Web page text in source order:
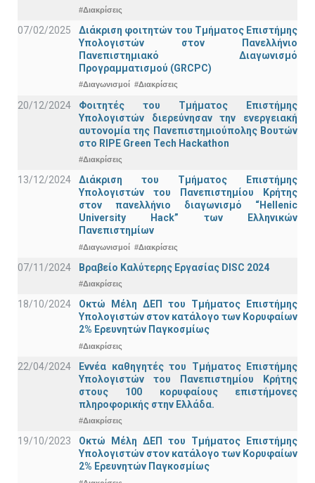
#Διακρίσεις
07/02/2025
Διάκριση φοιτητών του Τμήματος Επιστήμης
Υπολογιστών στον Πανελλήνιο
Πανεπιστημιακό Διαγωνισμό
Προγραμματισμού (GRCPC)
#Διαγωνισμοί #Διακρίσεις
20/12/2024
Φοιτητές του Τμήματος Επιστήμης
Υπολογιστών διερεύνησαν την ενεργειακή
αυτονομία της Πανεπιστημιούπολης Βουτών
στο RIPE Green Tech Hackathon
#Διακρίσεις
13/12/2024
Διάκριση του Τμήματος Επιστήμης
Υπολογιστών του Πανεπιστημίου Κρήτης
στον πανελλήνιο διαγωνισμό “Hellenic
University Hack” των Ελληνικών
Πανεπιστημίων
#Διαγωνισμοί #Διακρίσεις
07/11/2024 Βραβείο Καλύτερης Εργασίας DISC 2024
#Διακρίσεις
18/10/2024
Οκτώ Μέλη ΔΕΠ του Τμήματος Επιστήμης
Υπολογιστών στον κατάλογο των Κορυφαίων
2% Ερευνητών Παγκοσμίως
#Διακρίσεις
22/04/2024
Εννέα καθηγητές του Τμήματος Επιστήμης
Υπολογιστών του Πανεπιστημίου Κρήτης
στους 100 κορυφαίους επιστήμονες
πληροφορικής στην Ελλάδα.
#Διακρίσεις
19/10/2023
Οκτώ Μέλη ΔΕΠ του Τμήματος Επιστήμης
Υπολογιστών στον κατάλογο των Κορυφαίων
2% Ερευνητών Παγκοσμίως